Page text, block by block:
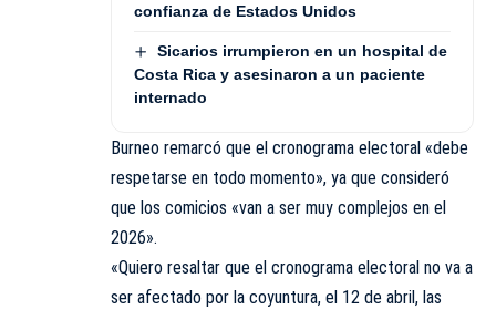
confianza de Estados Unidos
Sicarios irrumpieron en un hospital de
Costa Rica y asesinaron a un paciente
internado
Burneo remarcó que el cronograma electoral «debe
respetarse en todo momento», ya que consideró
que los comicios «van a ser muy complejos en el
2026».
«Quiero resaltar que el cronograma electoral no va a
ser afectado por la coyuntura, el 12 de abril, las